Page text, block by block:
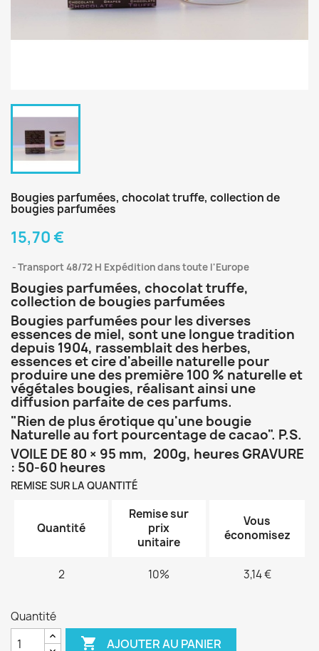
Bougies parfumées, chocolat truffe, collection de
bougies parfumées
15,70 €
Transport 48/72 H Expédition dans toute l'Europe
Bougies parfumées, chocolat truffe,
collection de bougies parfumées
Bougies parfumées pour les diverses
essences de miel, sont une longue tradition
depuis 1904, rassemblait des herbes,
essences et cire d'abeille naturelle pour
produire une des première 100 % naturelle et
végétales bougies, réalisant ainsi une
diffusion parfaite de ces parfums.
"Rien de plus érotique qu'une bougie
Naturelle au fort pourcentage de cacao". P.S.
VOILE DE 80 × 95 mm, 200g, heures GRAVURE
: 50-60 heures
REMISE SUR LA QUANTITÉ
Quantité
Remise sur
prix
unitaire
Vous
économisez
2 10% 3,14 €
Quantité
 AJOUTER AU PANIER